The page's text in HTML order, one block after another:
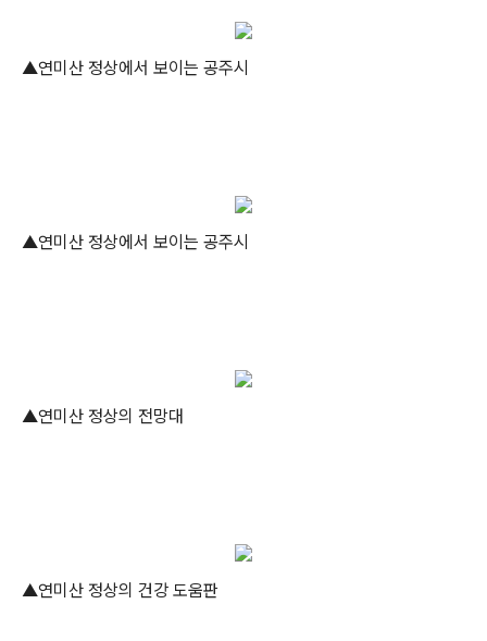
▲연미산 정상에서 보이는 공주시
▲연미산 정상에서 보이는 공주시
▲연미산 정상의 전망대
▲연미산 정상의 건강 도움판